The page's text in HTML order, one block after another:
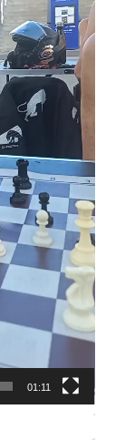
01:11